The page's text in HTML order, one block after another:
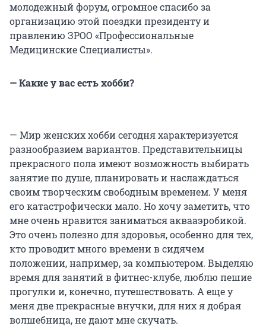
молодежный форум, огромное спасибо за
организацию этой поездки президенту и
правлению ЗРОО «Профессиональные
Медицинские Специалисты».
— Какие у вас есть хобби?
— Мир женских хобби сегодня характеризуется
разнообразием вариантов. Представительницы
прекрасного пола имеют возможность выбирать
занятие по душе, планировать и наслаждаться
своим творческим свободным временем. У меня
его катастрофически мало. Но хочу заметить, что
мне очень нравится заниматься аквааэробикой.
Это очень полезно для здоровья, особенно для тех,
кто проводит много времени в сидячем
положении, например, за компьютером. Выделяю
время для занятий в фитнес-клубе, люблю пешие
прогулки и, конечно, путешествовать. А еще у
меня две прекрасные внучки, для них я добрая
волшебница, не дают мне скучать.